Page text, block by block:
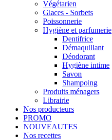
Végétarien
Glaces - Sorbets
Poissonnerie
Hygiène et parfumerie
Dentifrice
Démaquillant
Déodorant
Hygiène intime
Savon
Shampoing
Produits ménagers
Librairie
Nos producteurs
PROMO
NOUVEAUTES
Nos recettes